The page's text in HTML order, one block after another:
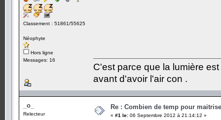
Classement : 51861/55625
Néophyte
Hors ligne
Messages: 16
C'est parce que la lumière
avant d'avoir l'air con .
_o_
Relecteur
Re : Combien de temp pour
« #1 le: 06 Septembre 2012 à 21:14:12 »